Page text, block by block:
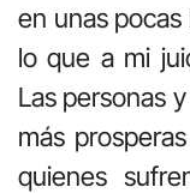
en unas
lo que a mi
Las personas
más
quienes